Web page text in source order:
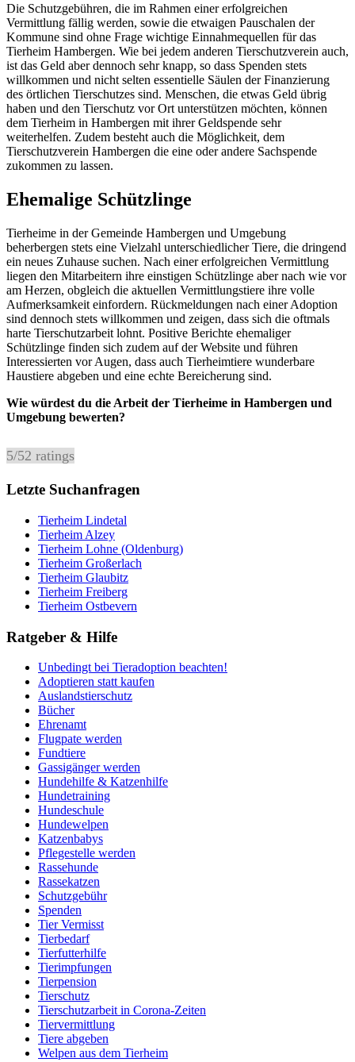
Die Schutzgebühren, die im Rahmen einer erfolgreichen
Vermittlung fällig werden, sowie die etwaigen Pauschalen der
Kommune sind ohne Frage wichtige Einnahmequellen für das
Tierheim Hambergen. Wie bei jedem anderen Tierschutzverein auch,
ist das Geld aber dennoch sehr knapp, so dass Spenden stets
willkommen und nicht selten essentielle Säulen der Finanzierung
des örtlichen Tierschutzes sind. Menschen, die etwas Geld übrig
haben und den Tierschutz vor Ort unterstützen möchten, können
dem Tierheim in Hambergen mit ihrer Geldspende sehr
weiterhelfen. Zudem besteht auch die Möglichkeit, dem
Tierschutzverein Hambergen die eine oder andere Sachspende
zukommen zu lassen.
Ehemalige Schützlinge
Tierheime in der Gemeinde Hambergen und Umgebung
beherbergen stets eine Vielzahl unterschiedlicher Tiere, die dringend
ein neues Zuhause suchen. Nach einer erfolgreichen Vermittlung
liegen den Mitarbeitern ihre einstigen Schützlinge aber nach wie vor
am Herzen, obgleich die aktuellen Vermittlungstiere ihre volle
Aufmerksamkeit einfordern. Rückmeldungen nach einer Adoption
sind dennoch stets willkommen und zeigen, dass sich die oftmals
harte Tierschutzarbeit lohnt. Positive Berichte ehemaliger
Schützlinge finden sich zudem auf der Website und führen
Interessierten vor Augen, dass auch Tierheimtiere wunderbare
Haustiere abgeben und eine echte Bereicherung sind.
Wie würdest du die Arbeit der Tierheime in Hambergen und
Umgebung bewerten?
5/52 ratings
Letzte Suchanfragen
Tierheim Lindetal
Tierheim Alzey
Tierheim Lohne (Oldenburg)
Tierheim Großerlach
Tierheim Glaubitz
Tierheim Freiberg
Tierheim Ostbevern
Ratgeber & Hilfe
Unbedingt bei Tieradoption beachten!
Adoptieren statt kaufen
Auslandstierschutz
Bücher
Ehrenamt
Flugpate werden
Fundtiere
Gassigänger werden
Hundehilfe & Katzenhilfe
Hundetraining
Hundeschule
Hundewelpen
Katzenbabys
Pflegestelle werden
Rassehunde
Rassekatzen
Schutzgebühr
Spenden
Tier Vermisst
Tierbedarf
Tierfutterhilfe
Tierimpfungen
Tierpension
Tierschutz
Tierschutzarbeit in Corona-Zeiten
Tiervermittlung
Tiere abgeben
Welpen aus dem Tierheim